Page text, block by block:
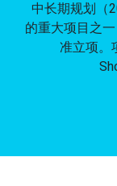
中长期规划（
的重大项目之
准立项。